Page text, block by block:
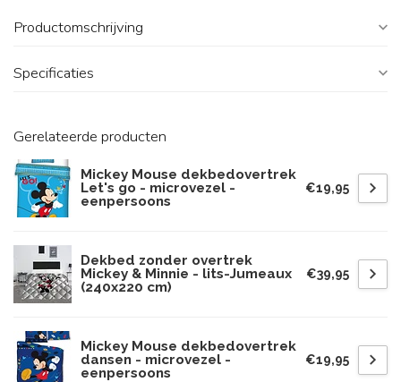
Productomschrijving
Specificaties
Gerelateerde producten
Mickey Mouse dekbedovertrek
Let's go - microvezel -
eenpersoons
€19,95
Dekbed zonder overtrek
Mickey & Minnie - lits-Jumeaux
(240x220 cm)
€39,95
Mickey Mouse dekbedovertrek
dansen - microvezel -
eenpersoons
€19,95